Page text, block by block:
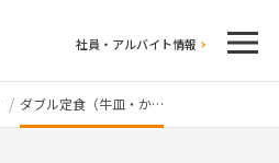
社員・アルバイト情報
ダブル定食（牛皿・か…